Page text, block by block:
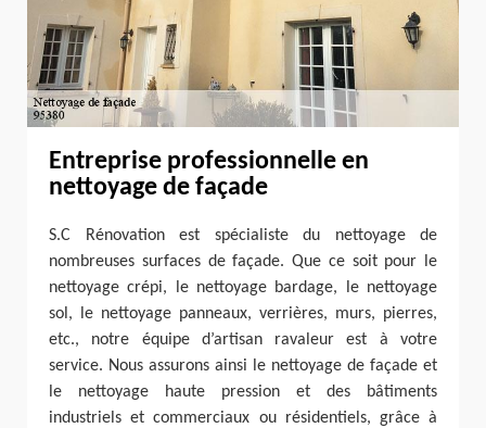
Entreprise professionnelle en
nettoyage de façade
S.C Rénovation est spécialiste du nettoyage de
nombreuses surfaces de façade. Que ce soit pour le
nettoyage crépi, le nettoyage bardage, le nettoyage
sol, le nettoyage panneaux, verrières, murs, pierres,
etc., notre équipe d’artisan ravaleur est à votre
service. Nous assurons ainsi le nettoyage de façade et
le nettoyage haute pression et des bâtiments
industriels et commerciaux ou résidentiels, grâce à